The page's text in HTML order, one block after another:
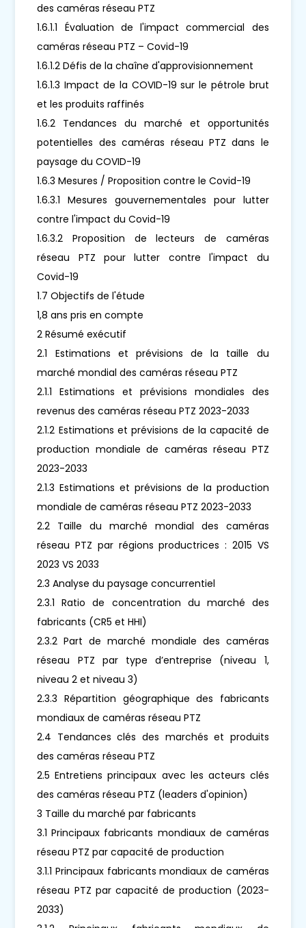
des caméras réseau PTZ
1.6.1.1 Évaluation de l'impact commercial des
caméras réseau PTZ – Covid-19
1.6.1.2 Défis de la chaîne d'approvisionnement
1.6.1.3 Impact de la COVID-19 sur le pétrole brut
et les produits raffinés
1.6.2 Tendances du marché et opportunités
potentielles des caméras réseau PTZ dans le
paysage du COVID-19
1.6.3 Mesures / Proposition contre le Covid-19
1.6.3.1 Mesures gouvernementales pour lutter
contre l'impact du Covid-19
1.6.3.2 Proposition de lecteurs de caméras
réseau PTZ pour lutter contre l'impact du
Covid-19
1.7 Objectifs de l'étude
1,8 ans pris en compte
2 Résumé exécutif
2.1 Estimations et prévisions de la taille du
marché mondial des caméras réseau PTZ
2.1.1 Estimations et prévisions mondiales des
revenus des caméras réseau PTZ 2023-2033
2.1.2 Estimations et prévisions de la capacité de
production mondiale de caméras réseau PTZ
2023-2033
2.1.3 Estimations et prévisions de la production
mondiale de caméras réseau PTZ 2023-2033
2.2 Taille du marché mondial des caméras
réseau PTZ par régions productrices : 2015 VS
2023 VS 2033
2.3 Analyse du paysage concurrentiel
2.3.1 Ratio de concentration du marché des
fabricants (CR5 et HHI)
2.3.2 Part de marché mondiale des caméras
réseau PTZ par type d’entreprise (niveau 1,
niveau 2 et niveau 3)
2.3.3 Répartition géographique des fabricants
mondiaux de caméras réseau PTZ
2.4 Tendances clés des marchés et produits
des caméras réseau PTZ
2.5 Entretiens principaux avec les acteurs clés
des caméras réseau PTZ (leaders d'opinion)
3 Taille du marché par fabricants
3.1 Principaux fabricants mondiaux de caméras
réseau PTZ par capacité de production
3.1.1 Principaux fabricants mondiaux de caméras
réseau PTZ par capacité de production (2023-
2033)